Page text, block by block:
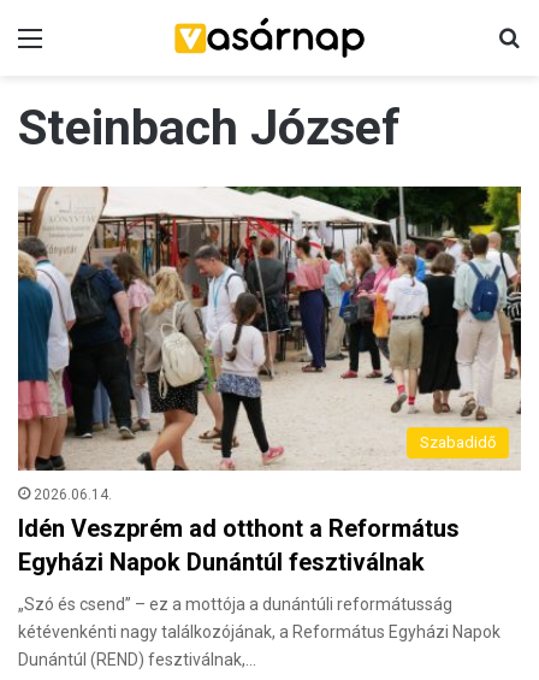
Steinbach József
Szabadidő
2026.06.14.
Idén Veszprém ad otthont a Református
Egyházi Napok Dunántúl fesztiválnak
„Szó és csend” – ez a mottója a dunántúli reformátusság
kétévenkénti nagy találkozójának, a Református Egyházi Napok
Dunántúl (REND) fesztiválnak,…